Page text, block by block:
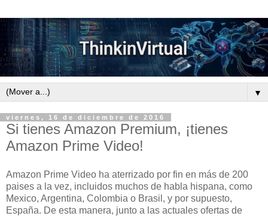
▼
viernes, 16 de diciembre de 2016
Si tienes Amazon Premium, ¡tienes
Amazon Prime Video!
Amazon Prime Video ha aterrizado por fin en más de 200
paises a la vez, incluidos muchos de habla hispana, como
Mexico, Argentina, Colombia o Brasil, y por supuesto,
España. De esta manera, junto a las actuales ofertas de